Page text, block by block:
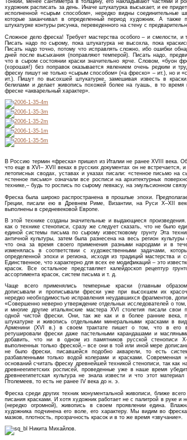
Тонкий, менее сантиметра в толщину, его накладывают частями и
художник расписать за день. Иначе штукатурка высыхает, и ее
исполненной «сырым способом», нередко видны соединительные
которые заканчивал в определенный период художник. А также
штукатурке контуры рисунка, переведенного на стену с
Сложное дело фреска! Требует мастерства особого – и смелости, и
Писать надо по сырому, пока штукатурка не высохла, пока
Писать надо точно, потому что исправлять сложно, ибо ошибки
дней после высыхания (поправляют темперой). Писать надо,
что в сыром состоянии краски значительно ярче. Словом, «буон
(хорошая!) без поправок оказывается явлением очень редким и
фреску пишут не только «сырым способом» («а фреско» – ит.), но и
ит.). Пишут по высохшей штукатурке, замешивая известь в
белилами и делает живопись похожей более на гуашь, в то время
фреске «акварельный характер».
В Россию термин «фреска» пришел из Италии не ранее XVIII века.
что еще в XVI– XVII веках в русских документах он не встречается, и
летописных сводах, уставах и указах писали: «стенное письмо на
«стенное письмо» означали все росписи на архитектурных
технике,– будь то роспись по сырому левкасу, на эмульсионном
Фреска была широко распространена в прошлые эпохи.
Греции, писали ею в Древнем Риме, Византии, на Руси X–XII
выполнены в средневековой Европе.
В этой технике созданы значительные и выдающиеся
как о технике стенописи, сразу же следует сказать, что не было
единой системы письма по сырому известковому грунту Эта
античной культуры, затем была разнесена на весь регион культуры
что она за время своего применения разными народами и в
изменялась в соответствии с художественными задачами,
определенной эпохи и региона, исходя из традиций мастерства и
Единственное, что характерно для всех ее модификаций – это
красок. Все остальное представляет калейдоскоп рецептур
ассортимента красок, систем письма и т. д.
Чаще всего применялись темперные краски (главным
дописывали и прописывали фрески уже при высохшем их
нередко необходимостью исправления неудавшихся фрагментов,
«Совершенно неверно утверждение отдельных исследователей о
и многие другие итальянские мастера XVI столетия писали свои
одной чистой фрески. Они, так же как и в более ранние века,
штукатурке и живопись отдельными минеральными красками в
Арменини (XVI в.) в своем трактате пишет о том, что в его
ретушировали фрески даже пастельными карандашами и
добавить, что ни в одном из памятников русской стенописи
выполненных только фреской,– все они в той или иной мере
не было фрески, писавшейся подобно акварели, то есть
разбавленными только водой колерами и красками. Современная
оснований считать фреску древнейшей техникой стенописи, так как
древнеегипетских росписей, проведенные уже в наше время
древнеегипетская культура не знала извести и что этот
Птолемеев, то есть не ранее IV века до н. э.
Фреска среди других техник монументальной живописи, ближе
писания красками. И хотя художник работает не с палитрой в руке и
(нередко огромной), живопись в своем проявлении едина.
художника подчинена его воле, его характеру. Мы видим во
мазков, плотность, прозрачность красок и в то же время «звучание».
Никита Михайлов.